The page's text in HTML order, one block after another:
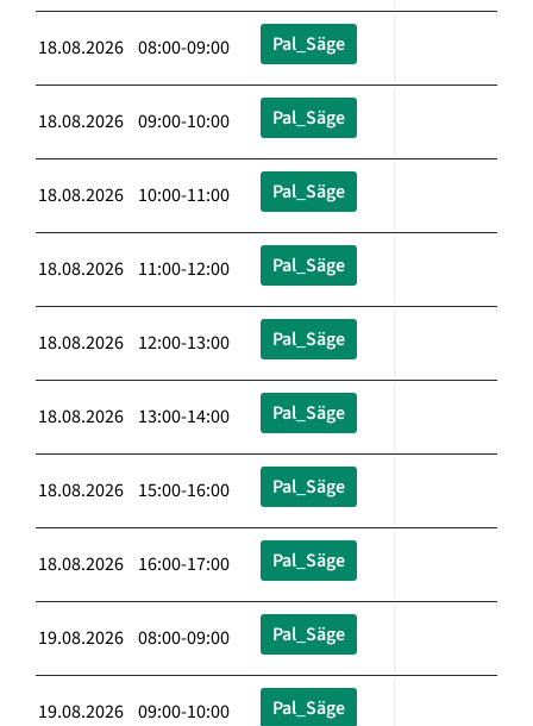
18.08.2026 08:00-09:00 Pal_Säge
18.08.2026 09:00-10:00 Pal_Säge
18.08.2026 10:00-11:00 Pal_Säge
18.08.2026 11:00-12:00 Pal_Säge
18.08.2026 12:00-13:00 Pal_Säge
18.08.2026 13:00-14:00 Pal_Säge
18.08.2026 15:00-16:00 Pal_Säge
18.08.2026 16:00-17:00 Pal_Säge
19.08.2026 08:00-09:00 Pal_Säge
19.08.2026 09:00-10:00 Pal_Säge